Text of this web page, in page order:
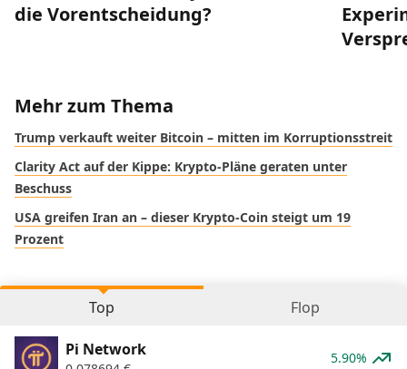
die Vorentscheidung?
Mehr zum Thema
Trump verkauft weiter Bitcoin – mitten im Korruptionsstreit
Clarity Act auf der Kippe: Krypto-Pläne geraten unter
Beschuss
USA greifen Iran an – dieser Krypto-Coin steigt um 19
Prozent
Top Flop
Pi Network 5.90%